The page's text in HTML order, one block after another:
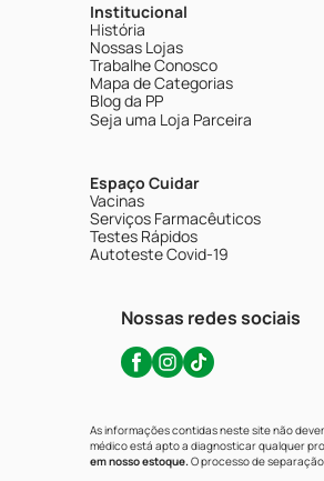
Institucional
História
Nossas Lojas
Trabalhe Conosco
Mapa de Categorias
Blog da PP
Seja uma Loja Parceira
Espaço Cuidar
Vacinas
Serviços Farmacêuticos
Testes Rápidos
Autoteste Covid-19
Nossas redes sociais
As informações contidas neste site não
médico está apto a diagnosticar qualquer
em nosso estoque.O processo de